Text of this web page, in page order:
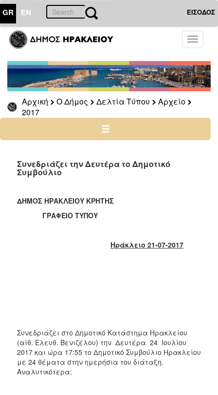
GR EN ΕΙΣΟΔΟΣ
Toggle
Αρχική Ο Δήμος Δελτία Τύπου
Αρχείο
2017
ΔΗΜΟΣ
Δελτία
Τύπου
Αρχείο
2026
2025
2022
2021
2019
2018
2006
Συνεδριάζει την Δευτέρα το Δημοτικό
Συμβούλιο
ΔΗΜΟΣ ΗΡΑΚΛΕΙΟΥ ΚΡΗΤΗΣ
ΓΡΑΦΕΙΟ ΤΥΠΟΥ
Ηράκλειο 21-07-2017
Συνεδριάζει στο Δημοτικό Κατάστημα Ηρακλείου
(αίθ. Ελευθ. Βενιζέλου) την Δευτέρα 24 Ιουλίου
2017 και ώρα 17:55 το Δημοτικό Συμβούλιο Ηρακλείου
με 24 θέματα στην ημερήσια του διάταξη.
Αναλυτικότερα: